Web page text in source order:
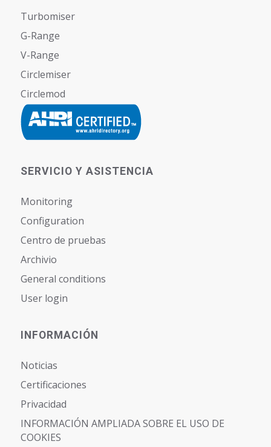
Turbomiser
G-Range
V-Range
Circlemiser
Circlemod
SERVICIO Y ASISTENCIA
Monitoring
Configuration
Centro de pruebas
Archivio
General conditions
User login
INFORMACIÓN
Noticias
Certificaciones
Privacidad
INFORMACIÓN AMPLIADA SOBRE EL USO DE
COOKIES